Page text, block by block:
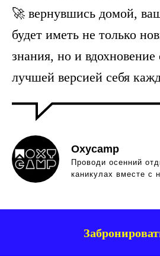
🚀 вернувшись домой,
будет иметь не только
знания, но и вдохновение
лучшей версией себя
Oxycamp
Проводи осенний
каникулах вместе с